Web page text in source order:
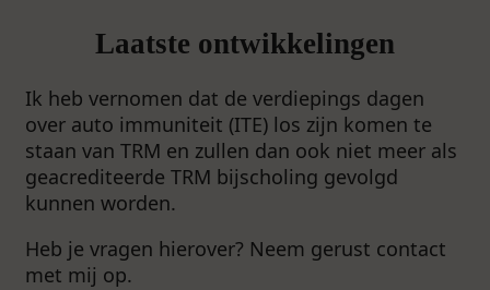
Laatste ontwikkelingen
Ik heb vernomen dat de verdiepings dagen
over auto immuniteit (ITE) los zijn komen te
staan van TRM en zullen dan ook niet meer als
geacrediteerde TRM bijscholing gevolgd
kunnen worden.
Heb je vragen hierover? Neem gerust contact
met mij op.